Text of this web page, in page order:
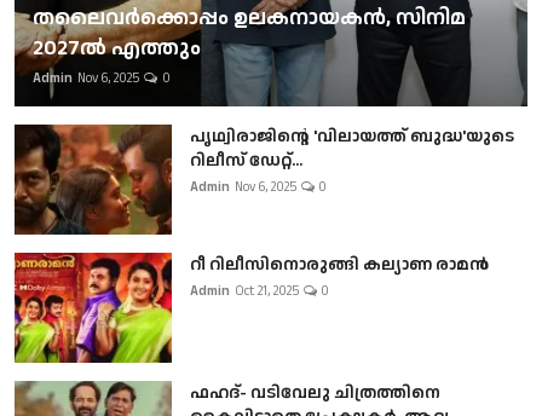
തലൈവര്‍ക്കൊപ്പം ഉലകനായകന്‍, സിനിമ
2027ല്‍ എത്തും
Admin Nov 6, 2025 0
പൃഥ്വിരാജിന്റെ 'വിലായത്ത് ബുദ്ധ'യുടെ
റിലീസ് ഡേറ്റ്...
Admin Nov 6, 2025 0
റീ റിലീസിനൊരുങ്ങി കല്യാണ രാമൻ
Admin Oct 21, 2025 0
ഫഹദ്- വടിവേലു ചിത്രത്തിനെ